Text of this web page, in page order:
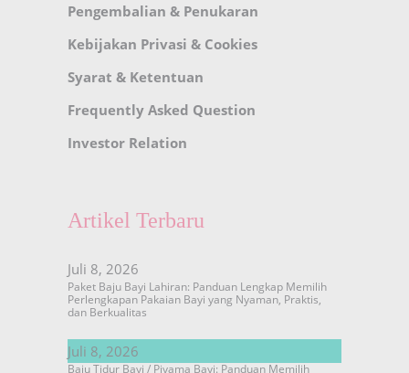
Pengembalian & Penukaran
Kebijakan Privasi & Cookies
Syarat & Ketentuan
Frequently Asked Question
Investor Relation
Artikel Terbaru
Juli 8, 2026
Paket Baju Bayi Lahiran: Panduan Lengkap Memilih
Perlengkapan Pakaian Bayi yang Nyaman, Praktis,
dan Berkualitas
Juli 8, 2026
Baju Tidur Bayi / Piyama Bayi: Panduan Memilih